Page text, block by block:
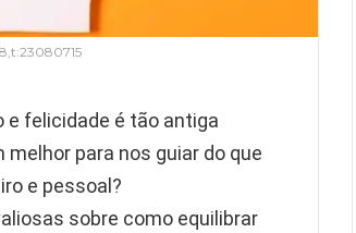
e felicidade é tão antiga
para nos guiar do que
e pessoal?
sobre como equilibrar